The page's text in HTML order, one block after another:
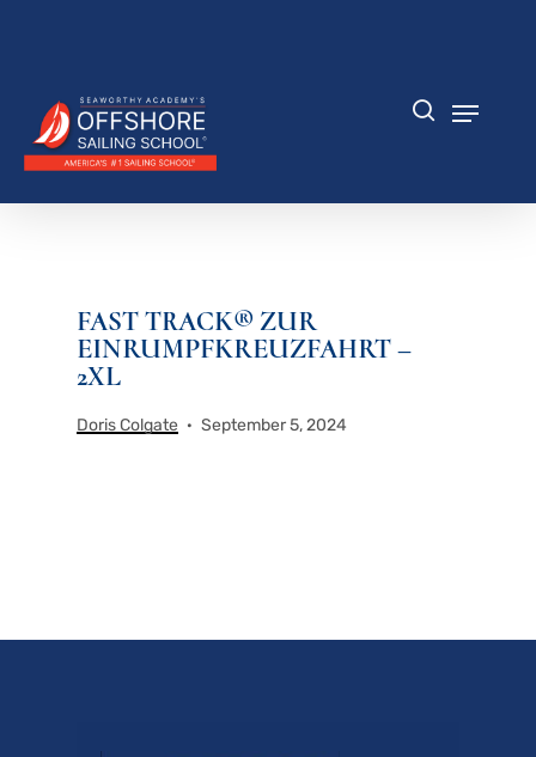
FAST TRACK® ZUR
EINRUMPFKREUZFAHRT –
2XL
Doris Colgate September 5, 2024